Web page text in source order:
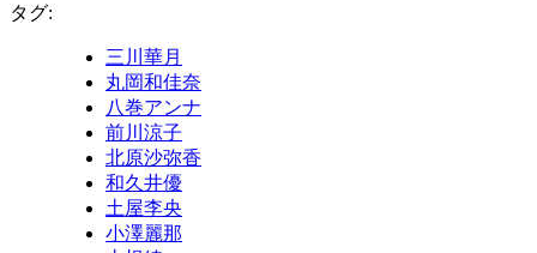
タグ:
三川華月
丸岡和佳奈
八巻アンナ
前川涼子
北原沙弥香
和久井優
土屋李央
小澤麗那